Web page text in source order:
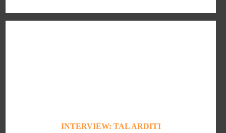
INTERVIEW: TAL ARDITI